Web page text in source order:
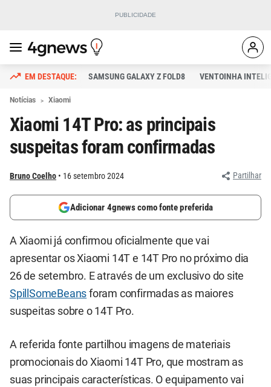
SAMSUNG GALAXY Z FOLD8 VENTOINHA
Notícias Xiaomi
Xiaomi 14T Pro: as principais
suspeitas foram confirmadas
Bruno Coelho 16 setembro 2024 Partilhar
Adicionar 4gnews como fonte preferida
A Xiaomi já confirmou oficialmente que vai
apresentar os Xiaomi 14T e 14T Pro no próximo dia
26 de setembro. E através de um exclusivo do site
SpillSomeBeans foram confirmadas as maiores
suspeitas sobre o 14T Pro.
A referida fonte partilhou imagens de materiais
promocionais do Xiaomi 14T Pro, que mostram as
suas principais características. O equipamento vai